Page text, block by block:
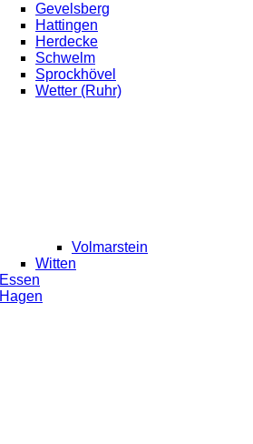
Gevelsberg
Hattingen
Herdecke
Schwelm
Sprockhövel
Wetter (Ruhr)
Volmarstein
Witten
Essen
Hagen